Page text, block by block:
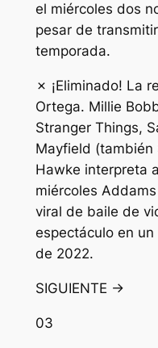
el miércoles dos
pesar de
temporada.
✗ ¡Eliminado! La
Ortega. Millie
Stranger Things,
Mayfield (también
Hawke interpreta
miércoles
viral de baile de
espectáculo en
de 2022.
SIGUIENTE →
03